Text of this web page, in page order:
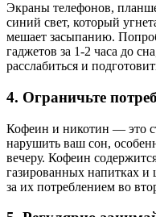
Экраны телефонов,
синий свет, который
мешает засыпанию.
гаджетов за 1-2 часа до
расслабиться и
4. Ограничьте
Кофеин и никотин — это
нарушить ваш сон,
вечеру. Кофеин
газированных напитках и
за их потреблением во